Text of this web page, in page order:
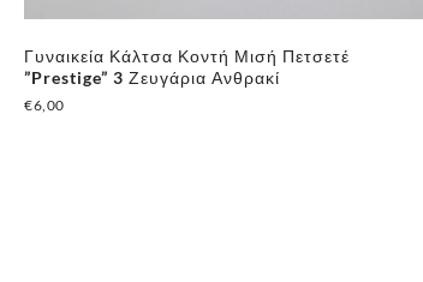
Γυναικεία Κάλτσα Κοντή Μισή Πετσετέ
”Prestige” 3 Ζευγάρια Ανθρακί
€6,00